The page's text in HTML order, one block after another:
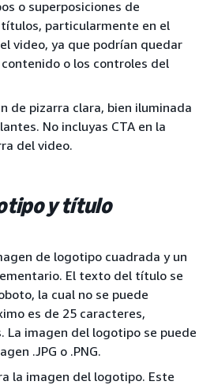
o superposiciones de
particularmente en el
video, ya que podrían quedar
o los controles del
de pizarra clara, bien iluminada
No incluyas CTA en la
del video.
y título
de logotipo cuadrada y un
El texto del título se
la cual no se puede
es de 25 caracteres,
La imagen del logotipo se puede
.JPG o .PNG.
la imagen del logotipo. Este